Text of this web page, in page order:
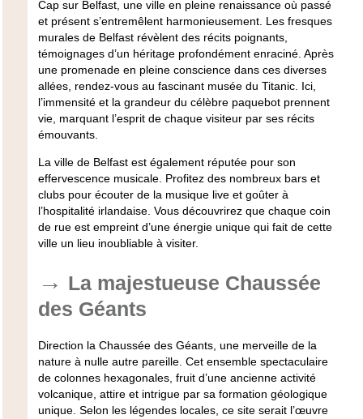
Cap sur Belfast, une ville en pleine renaissance où passé
et présent s’entremêlent harmonieusement. Les fresques
murales de Belfast révèlent des récits poignants,
témoignages d’un héritage profondément enraciné. Après
une promenade en pleine conscience dans ces diverses
allées, rendez-vous au fascinant musée du Titanic. Ici,
l’immensité et la grandeur du célèbre paquebot prennent
vie, marquant l’esprit de chaque visiteur par ses récits
émouvants.
La ville de Belfast est également réputée pour son
effervescence musicale. Profitez des nombreux bars et
clubs pour écouter de la musique live et goûter à
l’hospitalité irlandaise. Vous découvrirez que chaque coin
de rue est empreint d’une énergie unique qui fait de cette
ville un lieu inoubliable à visiter.
La majestueuse Chaussée
des Géants
Direction la Chaussée des Géants, une merveille de la
nature à nulle autre pareille. Cet ensemble spectaculaire
de colonnes hexagonales, fruit d’une ancienne activité
volcanique, attire et intrigue par sa formation géologique
unique. Selon les légendes locales, ce site serait l’œuvre